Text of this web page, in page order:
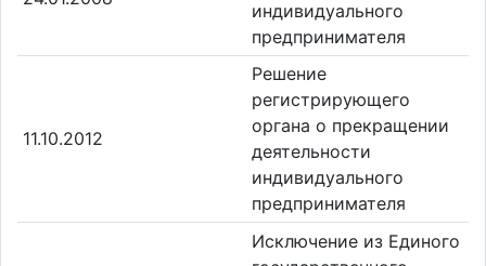
индивидуального
предпринимателя
11.10.2012
Решение
регистрирующего
органа о прекращении
деятельности
индивидуального
предпринимателя
Исключение из Единого